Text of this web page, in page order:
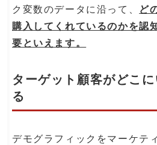
ク変数のデータに沿って、
ど
購入してくれているのかを認
要といえます。
ターゲット顧客がどこ
る
デモグラフィックをマーケテ